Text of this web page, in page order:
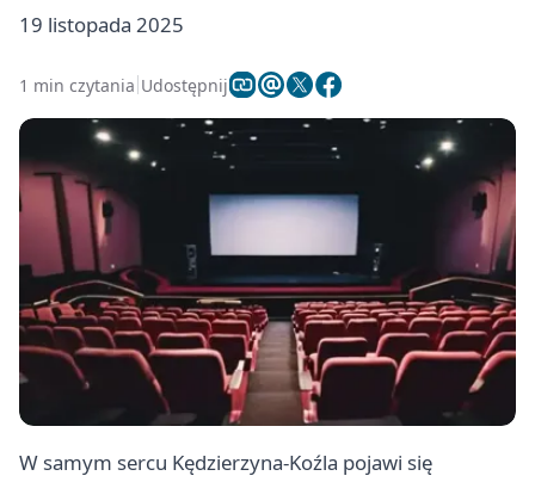
19 listopada 2025
1 min czytania Udostępnij
W samym sercu Kędzierzyna‑Koźla pojawi się